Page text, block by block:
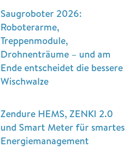
Saugroboter 2026:
Roboterarme,
Treppenmodule,
Drohnenträume – und am
Ende entscheidet die bessere
Wischwalze
Zendure HEMS, ZENKI 2.0
und Smart Meter für smartes
Energiemanagement